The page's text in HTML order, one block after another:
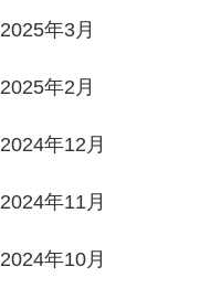
2025年3月
2025年2月
2024年12月
2024年11月
2024年10月